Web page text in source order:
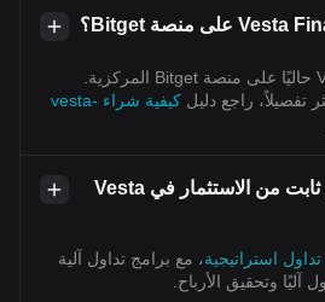
نعم، يتوفر Vesta Finance حاليًا على منصة Bitget المركزية.
تفصيلاً، راجع دليل
كيفية شراء vesta-
هل يمكنني تحقيق دخل ثابت من الاستثمار في Vesta
استراتيجية، مع برامج تداول آلية
آليًا وتحقيق الأرباح.